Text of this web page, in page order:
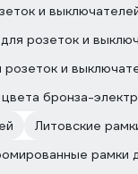
и
розеток и
розеток и
бронза-
Литовские
рамки